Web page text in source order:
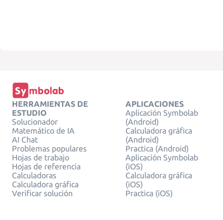
HERRAMIENTAS DE
ESTUDIO
Solucionador
Matemático de IA
AI Chat
Problemas populares
Hojas de trabajo
Hojas de referencia
Calculadoras
Calculadora gráfica
Verificar solución
APLICACIONES
Aplicación Symbolab
(Android)
Calculadora gráfica
(Android)
Practica (Android)
Aplicación Symbolab
(iOS)
Calculadora gráfica
(iOS)
Practica (iOS)